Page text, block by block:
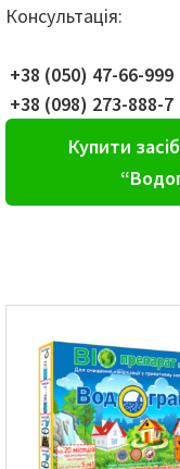
Консультація:
+38 (050) 47-66-999
+38 (098) 273-888-7
Купити